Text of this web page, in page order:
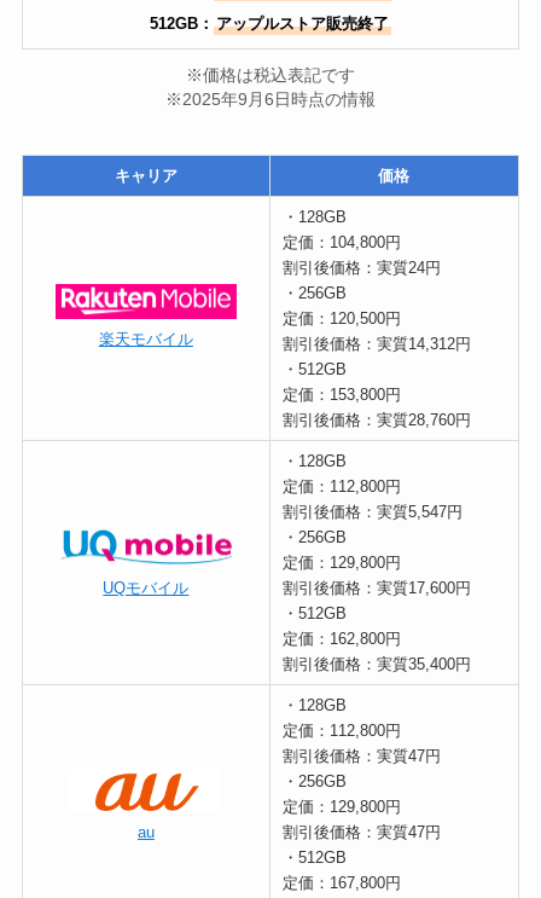
512GB： アップルストア販売終了
※価格は税込表記です
※2025年9月6日時点の情報
キャリア 価格
楽天モバイル
・128GB
定価：104,800円
割引後価格：実質24円
・256GB
定価：120,500円
割引後価格：実質14,312円
・512GB
定価：153,800円
割引後価格：実質28,760円
UQモバイル
・128GB
定価：112,800円
割引後価格：実質5,547円
・256GB
定価：129,800円
割引後価格：実質17,600円
・512GB
定価：162,800円
割引後価格：実質35,400円
au
・128GB
定価：112,800円
割引後価格：実質47円
・256GB
定価：129,800円
割引後価格：実質47円
・512GB
定価：167,800円